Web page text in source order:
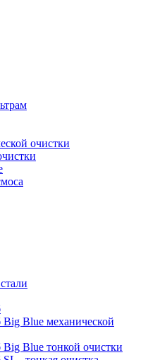
очистки
Blue механической
Blue тонкой очистки